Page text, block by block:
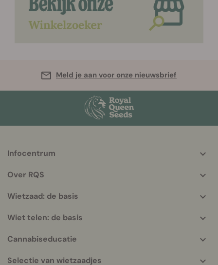
Meld je aan voor onze nieuwsbrief
More
info
Infocentrum
Over RQS
Wietzaad: de basis
Wiet telen: de basis
Cannabiseducatie
Selectie van wietzaadjes